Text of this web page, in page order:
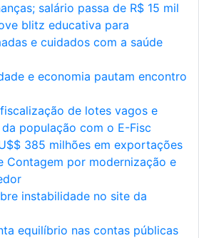
salário passa de R$ 15 mil
blitz educativa para
e cuidados com a saúde
e economia pautam encontro
de lotes vagos e
população com o E-Fisc
385 milhões em exportações
Contagem por modernização e
instabilidade no site da
equilíbrio nas contas públicas